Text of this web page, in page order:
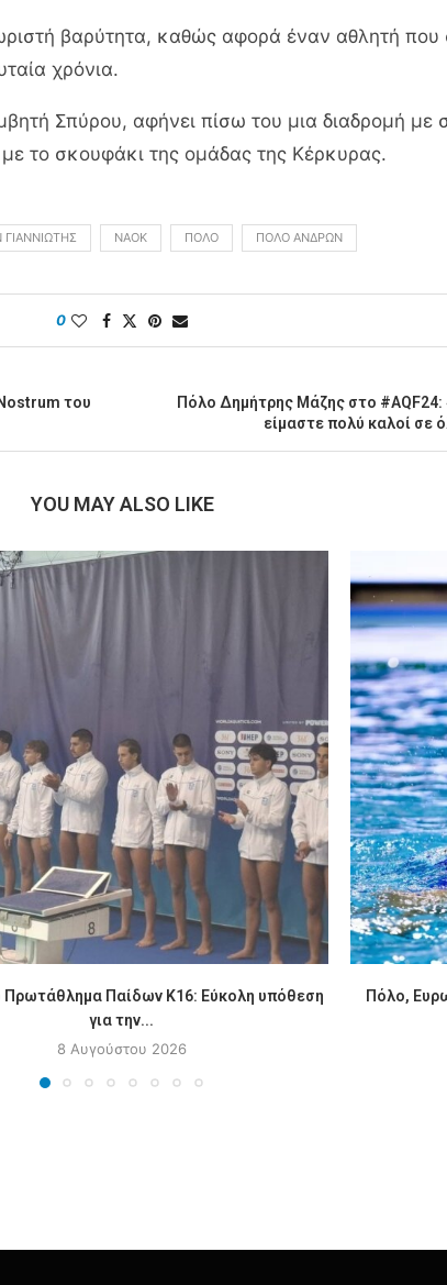
βαρύτητα, καθώς αφορά έναν αθλητή που
χρόνια.
Σπύρου, αφήνει πίσω του μια διαδρομή
το σκουφάκι της ομάδας της Κέρκυρας.
ΝΑΟΚ ΠΌΛΟ ΠΌΛΟ ΑΝΔΡΏΝ
0
του
Πόλο Δημήτρης Μάζης στο #AQF24:
είμαστε πολύ καλοί σε
YOU MAY ALSO LIKE
Πρωτάθλημα Παίδων Κ16: Εύκολη υπόθεση
για την...
8 Αυγούστου 2026
Πόλο,